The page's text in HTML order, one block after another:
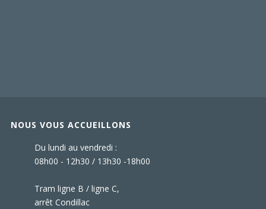
NOUS VOUS ACCUEILLONS
Du lundi au vendredi :
08h00 - 12h30 / 13h30 -18h00
Tram ligne B / ligne C,
arrêt Condillac